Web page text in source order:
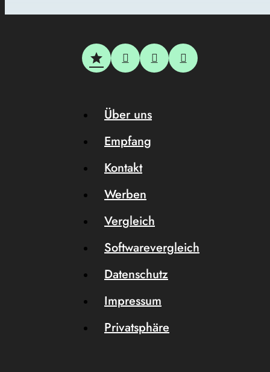
Über uns
Empfang
Kontakt
Werben
Vergleich
Softwarevergleich
Datenschutz
Impressum
Privatsphäre